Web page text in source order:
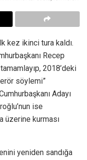
kez ikinci tura kaldı.
Recep
2018’deki
söylemi”
Adayı
ise
üzerine kurması
yeniden sandığa